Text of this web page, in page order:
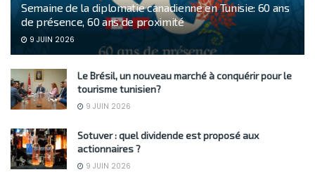
Semaine de la diplomatie canadienne en Tunisie: 60 ans
de présence, 60 ans de proximité
9 JUIN 2026
Le Brésil, un nouveau marché à conquérir pour le
tourisme tunisien?
9 JUIN 2026
Sotuver : quel dividende est proposé aux
actionnaires ?
9 JUIN 2026